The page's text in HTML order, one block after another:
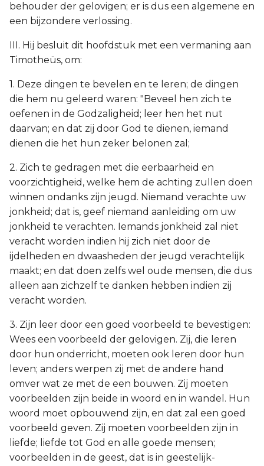
behouder der gelovigen; er is dus een algemene en
een bijzondere verlossing.
III. Hij besluit dit hoofdstuk met een vermaning aan
Timotheüs, om:
1. Deze dingen te bevelen en te leren; de dingen
die hem nu geleerd waren: "Beveel hen zich te
oefenen in de Godzaligheid; leer hen het nut
daarvan; en dat zij door God te dienen, iemand
dienen die het hun zeker belonen zal;
2. Zich te gedragen met die eerbaarheid en
voorzichtigheid, welke hem de achting zullen doen
winnen ondanks zijn jeugd. Niemand verachte uw
jonkheid; dat is, geef niemand aanleiding om uw
jonkheid te verachten. Iemands jonkheid zal niet
veracht worden indien hij zich niet door de
ijdelheden en dwaasheden der jeugd verachtelijk
maakt; en dat doen zelfs wel oude mensen, die dus
alleen aan zichzelf te danken hebben indien zij
veracht worden.
3. Zijn leer door een goed voorbeeld te bevestigen:
Wees een voorbeeld der gelovigen. Zij, die leren
door hun onderricht, moeten ook leren door hun
leven; anders werpen zij met de andere hand
omver wat ze met de een bouwen. Zij moeten
voorbeelden zijn beide in woord en in wandel. Hun
woord moet opbouwend zijn, en dat zal een goed
voorbeeld geven. Zij moeten voorbeelden zijn in
liefde; liefde tot God en alle goede mensen;
voorbeelden in de geest, dat is in geestelijk-